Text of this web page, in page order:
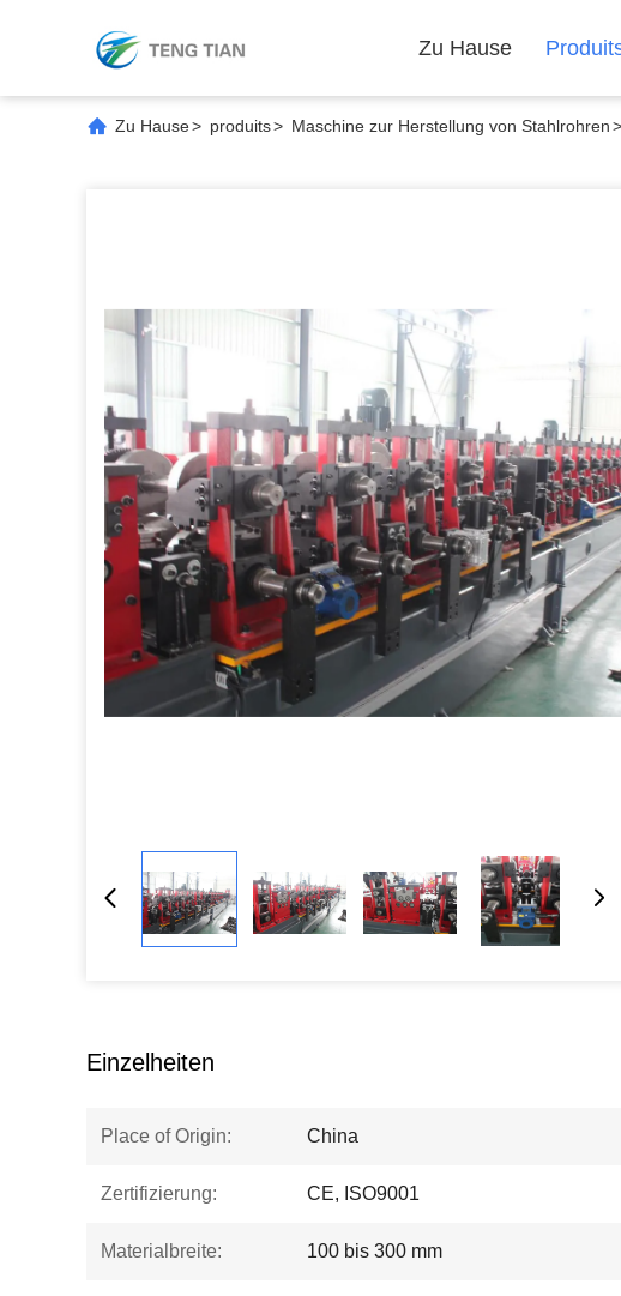
Zu Hause
Zu Hause> produits> Maschine zur Herstellung von Stahlrohren>
Einzelheiten
Place of Origin: China
Zertifizierung: CE, ISO9001
Materialbreite: 100 bis 300 mm